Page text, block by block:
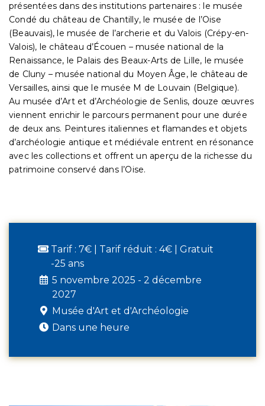
présentées dans des institutions partenaires : le musée
Condé du château de Chantilly, le musée de l’Oise
(Beauvais), le musée de l’archerie et du Valois (Crépy-en-
Valois), le château d’Écouen – musée national de la
Renaissance, le Palais des Beaux-Arts de Lille, le musée
de Cluny – musée national du Moyen Âge, le château de
Versailles, ainsi que le musée M de Louvain (Belgique).
Au musée d’Art et d’Archéologie de Senlis, douze œuvres
viennent enrichir le parcours permanent pour une durée
de deux ans. Peintures italiennes et flamandes et objets
d’archéologie antique et médiévale entrent en résonance
avec les collections et offrent un aperçu de la richesse du
patrimoine conservé dans l’Oise.
Tarif : 7€ | Tarif réduit : 4€ | Gratuit
-25 ans
5 novembre 2025 - 2 décembre
2027
Musée d'Art et d'Archéologie
Dans une heure